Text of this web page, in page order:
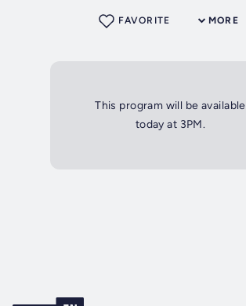
MORE
FAVORITE
This program will be available
today at 3PM.